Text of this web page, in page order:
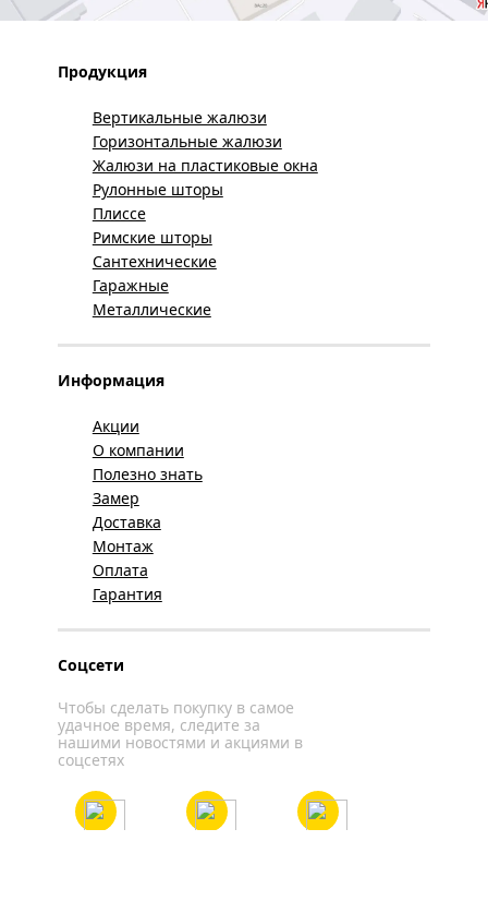
Продукция
Вертикальные жалюзи
Горизонтальные жалюзи
Жалюзи на пластиковые окна
Рулонные шторы
Плиссе
Римские шторы
Сантехнические
Гаражные
Металлические
Информация
Акции
О компании
Полезно знать
Замер
Доставка
Монтаж
Оплата
Гарантия
Соцсети
Чтобы сделать покупку в самое
удачное время, следите за
нашими новостями и акциями в
соцсетях